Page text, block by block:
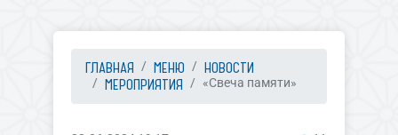
ГЛАВНАЯ МЕНЮ
НОВОСТИ
МЕРОПРИЯТИЯ
«Свеча памяти»